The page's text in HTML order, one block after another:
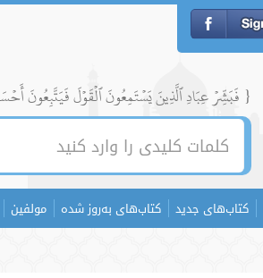
{ فَبَشِّرۡ عِبَادِ ٱلَّذِينَ يَسۡتَمِعُونَ ٱلۡقَوۡلَ فَيَتَّبِعُونَ
کتاب‌های جدید کتاب‌های به‌روز شده مولفین